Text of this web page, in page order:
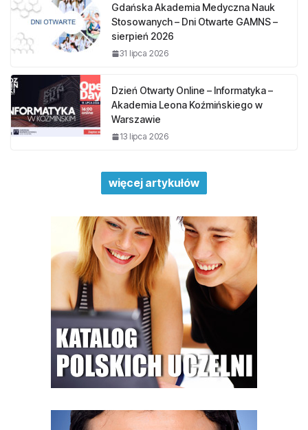
Gdańska Akademia Medyczna Nauk
Stosowanych – Dni Otwarte GAMNS –
sierpień 2026
31 lipca 2026
Dzień Otwarty Online – Informatyka –
Akademia Leona Koźmińskiego w
Warszawie
13 lipca 2026
więcej artykułów